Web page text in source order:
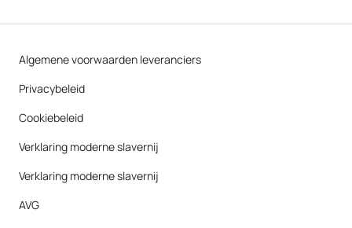
Algemene voorwaarden leveranciers
Privacybeleid
Cookiebeleid
Verklaring moderne slavernij
Verklaring moderne slavernij
AVG